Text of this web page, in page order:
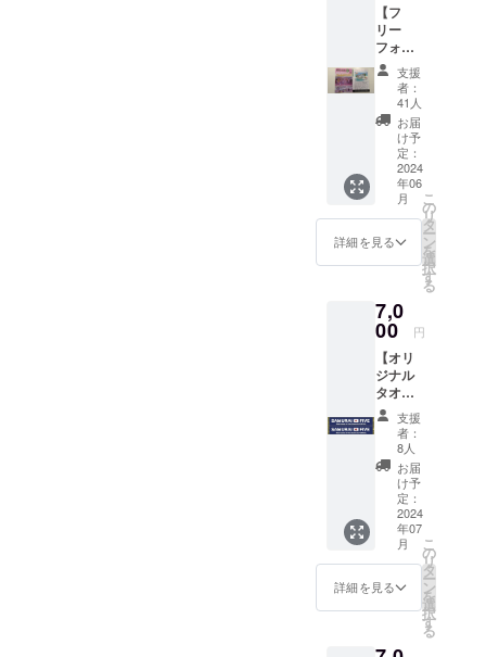
【フ
リー
フォト
ブック
＝1冊】
勝又寛
晃カメ
ラマン
が大会
期間中
に撮影
した写
真をも
とに、
フォト
ブック
品、
20P予
定）を
作成し
ます。
専門誌
が無い
なか
で、手
に取っ
て大会
を振り
返るこ
とがで
きる唯
一の手
段にな
支援
者：
41人
お届
け予
定：
2024
年06
月
詳細を見る
こ
の
リ
タ
ー
ン
を
選
択
す
る
7,0
00 円
【オリ
ジナル
タオル
マフ
ラー
コー
ス
7,000円
コー
ス】オ
リジナ
ルデザ
インの
応援用
タオル
マフ
１つお
支援
者：
8人
お届
け予
定：
2024
年07
月
詳細を見る
こ
の
リ
タ
ー
ン
を
選
択
す
る